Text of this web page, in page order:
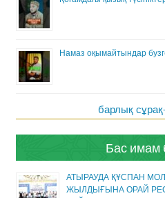
Намаз оқымайтындар
барлық
Бас имам
АТЫРАУДА ҚҰСПАН
ЖЫЛДЫҒЫНА ОРАЙ